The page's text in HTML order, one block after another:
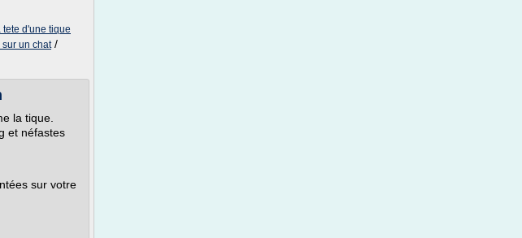
d'une tique
un chat/
la tique.
et néfastes
sur votre